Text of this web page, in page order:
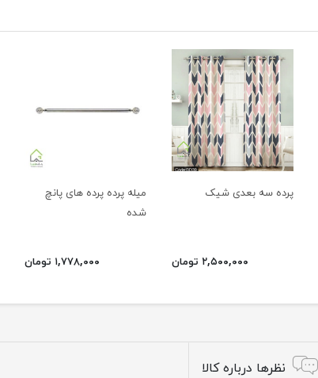
پرده سه بعدی شیک
۲,۵۰۰,۰۰۰ تومان
میله پرده پرده های پانچ
شده
۱,۷۷۸,۰۰۰ تومان
نظرها درباره کالا